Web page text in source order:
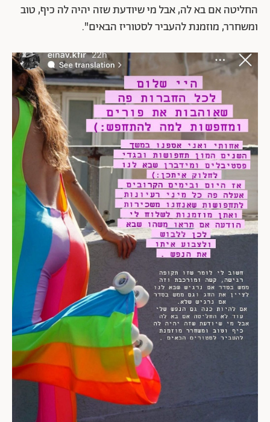
החליטה אם בא לה, אבל מי שיודעת שזה יהיה לה כיף, טוב
ומשחרר, מוזמנת להעביר לסטוריז הבאים".